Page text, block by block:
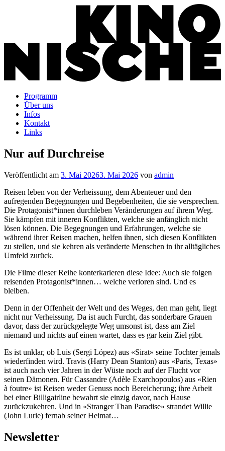
Programm
Über uns
Infos
Kontakt
Links
Nur auf Durchreise
Veröffentlicht am 3. Mai 20263. Mai 2026 von admin
Reisen leben von der Verheissung, dem Abenteuer und den
aufregenden Begegnungen und Begebenheiten, die sie versprechen.
Die Protagonist*innen durchleben Veränderungen auf ihrem Weg.
Sie kämpfen mit inneren Konflikten, welche sie anfänglich nicht
lösen können. Die Begegnungen und Erfahrungen, welche sie
während ihrer Reisen machen, helfen ihnen, sich diesen Konflikten
zu stellen, und sie kehren als veränderte Menschen in ihr alltägliches
Umfeld zurück.
Die Filme dieser Reihe konterkarieren diese Idee: Auch sie folgen
reisenden Protagonist*innen… welche verloren sind. Und es
bleiben.
Denn in der Offenheit der Welt und des Weges, den man geht, liegt
nicht nur Verheissung. Da ist auch Furcht, das sonderbare Grauen
davor, dass der zurückgelegte Weg umsonst ist, dass am Ziel
niemand und nichts auf einen wartet, dass es gar kein Ziel gibt.
Es ist unklar, ob Luis (Sergi López) aus «Sirat» seine Tochter jemals
wiederfinden wird. Travis (Harry Dean Stanton) aus «Paris, Texas»
ist auch nach vier Jahren in der Wüste noch auf der Flucht vor
seinen Dämonen. Für Cassandre (Adèle Exarchopoulos) aus «Rien
à foutre» ist Reisen weder Genuss noch Bereicherung; ihre Arbeit
bei einer Billigairline bewahrt sie einzig davor, nach Hause
zurückzukehren. Und in «Stranger Than Paradise» strandet Willie
(John Lurie) fernab seiner Heimat…
Newsletter